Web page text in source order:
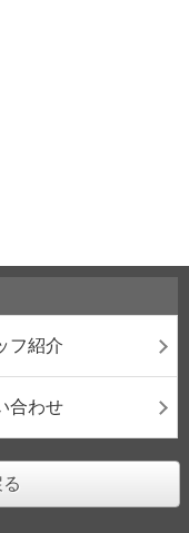
フ紹介
合わせ